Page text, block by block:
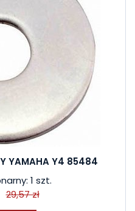
YAMAHA Y4 85484
1 szt.
29,57 zł